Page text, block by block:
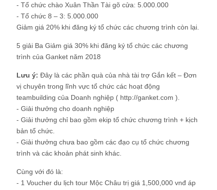
- Tổ chức chào Xuân Thần Tài gõ cửa: 5.000.000
- Tổ chức 8 – 3: 5.000.000
Giảm giá 20% khi đăng ký tổ chức các chương trình còn lại.
5 giải Ba Giảm giá 30% khi đăng ký tổ chức các chương
trình của Ganket năm 2018
Lưu ý: Đây là các phần quà của nhà tài trợ Gắn kết – Đơn
vị chuyên trong lĩnh vực tổ chức các hoạt động
teambuilding của Doanh nghiệp ( http://ganket.com ).
- Giải thưởng cho doanh nghiệp
- Giải thưởng chỉ bao gồm ekip tổ chức chương trình + kịch
bản tổ chức.
- Giải thưởng chưa bao gồm các đạo cụ tổ chức chương
trình và các khoản phát sinh khác.
Cùng với đó là:
- 1 Voucher du lịch tour Mộc Châu trị giá 1,500,000 vnđ áp